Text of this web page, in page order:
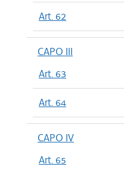
Art. 62
CAPO III
Art. 63
Art. 64
CAPO IV
Art. 65